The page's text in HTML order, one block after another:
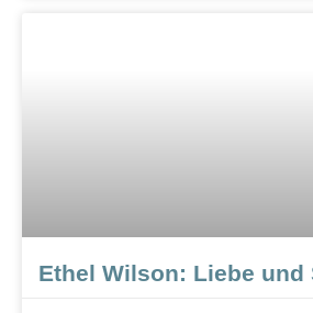
Ethel Wilson: Liebe und